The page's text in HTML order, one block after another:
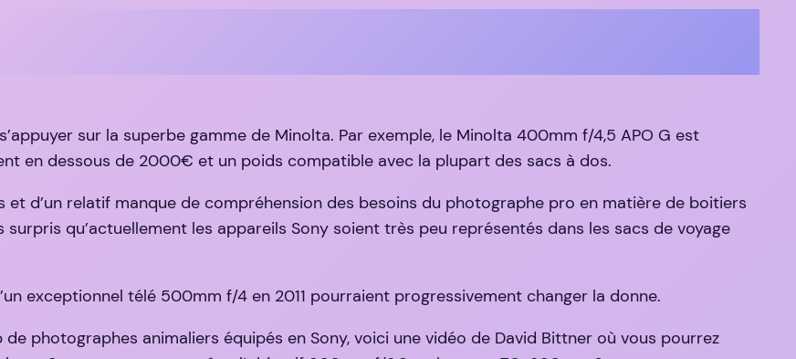
sur la superbe gamme de Minolta. Par exemple, le Minolta 400mm f/4,5 APO G est
en dessous de 2000€ et un poids compatible avec la plupart des sacs à dos.
et d’un relatif manque de compréhension des besoins du photographe pro en matière de boitiers
qu’actuellement les appareils Sony soient très peu représentés dans les sacs de voyage
exceptionnel télé 500mm f/4 en 2011 pourraient progressivement changer la donne.
photographes animaliers équipés en Sony, voici une vidéo de David Bittner où vous pourrez